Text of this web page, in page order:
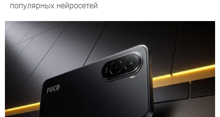
популярных нейросетей